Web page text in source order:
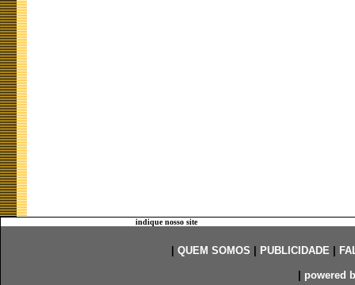
indique nosso site
QUEM SOMOS PUBLICIDADE|
powered